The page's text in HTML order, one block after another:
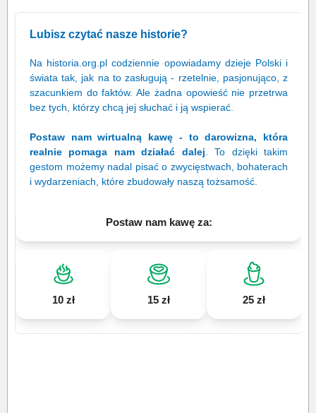
Lubisz czytać nasze historie?
Na historia.org.pl codziennie opowiadamy dzieje Polski i
świata tak, jak na to zasługują - rzetelnie, pasjonująco, z
szacunkiem do faktów. Ale żadna opowieść nie przetrwa
bez tych, którzy chcą jej słuchać i ją wspierać.
Postaw nam wirtualną kawę - to darowizna, która
realnie pomaga nam działać dalej . To dzięki takim
gestom możemy nadal pisać o zwycięstwach, bohaterach
i wydarzeniach, które zbudowały naszą tożsamość.
Postaw nam kawę za:
10 zł 15 zł 25 zł